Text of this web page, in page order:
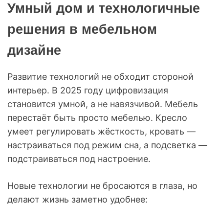
Умный дом и технологичные
решения в мебельном
дизайне
Развитие технологий не обходит стороной
интерьер. В 2025 году цифровизация
становится умной, а не навязчивой. Мебель
перестаёт быть просто мебелью. Кресло
умеет регулировать жёсткость, кровать —
настраиваться под режим сна, а подсветка —
подстраиваться под настроение.
Новые технологии не бросаются в глаза, но
делают жизнь заметно удобнее: